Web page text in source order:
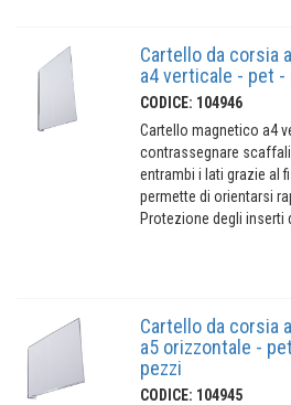
Cartello da corsia
a4 verticale - pet
CODICE: 104946
Cartello magnetico a4
contrassegnare
entrambi i lati grazie al
permette di orientarsi
Protezione degli inserti
Cartello da corsia
a5 orizzontale -
pezzi
CODICE: 104945